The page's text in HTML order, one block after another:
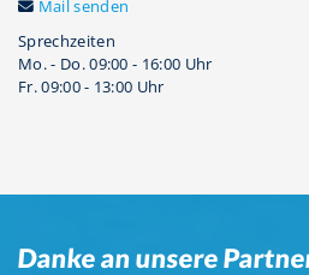
Mail senden
Sprechzeiten
Mo. - Do. 09:00 - 16:00 Uhr
Fr. 09:00 - 13:00 Uhr
Danke an unsere